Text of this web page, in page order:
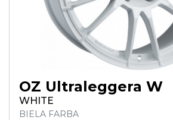
OZ Ultraleggera W
WHITE
BIELA FARBA